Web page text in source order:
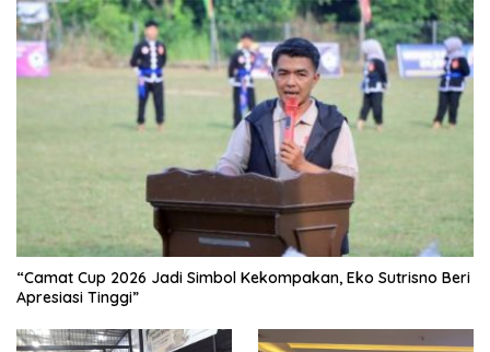
“Camat Cup 2026 Jadi Simbol Kekompakan, Eko Sutrisno Beri
Apresiasi Tinggi”